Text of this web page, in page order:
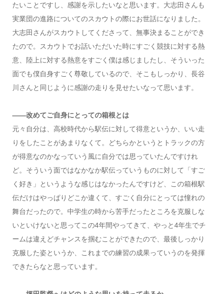
たいことですし、感謝を示したいなと思います。大志田さんも
実業団の進路についてのスカウトの際にお世話になりました。
大志田さんがスカウトしてくださって、無事決まることができ
たので。スカウトでお話いただいた時にすごく競技に対する熱
意、陸上に対する熱意をすごく僕は感じましたし、そういった
面でも僕自身すごく尊敬しているので、そこもしっかり、長谷
川さんと同じように感謝の走りを見せたいなって思います。
――改めてご自身にとっての箱根とは
元々自分は、高校時代から駅伝に対して得意というか、いい走
りをしたことがあまりなくて。どちらかというとトラックの方
が得意なのかなっていう風に自分では思っていたんですけれ
ど。そういう面ではなかなか駅伝っていうものに対して「すご
く好き」というような感じはなかったんですけど、この箱根駅
伝だけはやっぱりどこか違くて、すごく自分にとっては憧れの
舞台だったので。中学生の時から苦手だったところを克服しな
いといけないと思ってこの4年間やってきて、やっと4年生でチ
ームは違えどチャンスを掴むことができたので、最後しっかり
克服した姿というか、これまでの練習の成果っていうのを発揮
できたらなと思っています。